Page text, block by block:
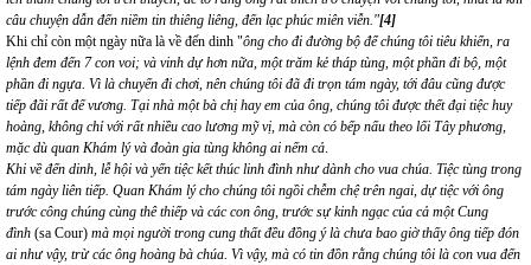
câu chuyện dẫn đến niềm tin thiêng liêng, đến lạc phúc miên viễn."[4]
Khi chỉ còn một ngày nữa là về đến dinh "ông cho đi đường bộ để chúng tôi tiêu khiển, ra
lệnh đem đến 7 con voi; và vinh dự hơn nữa, một trăm kẻ tháp tùng, một phần đi bộ, một
phần đi ngựa. Vì là chuyến đi chơi, nên chúng tôi đã đi trọn tám ngày, tới đâu cũng được
tiếp đãi rất đế vương. Tại nhà một bà chị hay em của ông, chúng tôi được thết đại tiệc huy
hoàng, không chỉ với rất nhiều cao lương mỹ vị, mà còn có bếp nấu theo lối Tây phương,
mặc dù quan Khám lý và đoàn gia tùng không ai nếm cả.
Khi về đến dinh, lễ hội và yến tiệc kết thúc linh đình như dành cho vua chúa. Tiệc tùng trong
tám ngày liên tiếp. Quan Khám lý cho chúng tôi ngồi chễm chệ trên ngai, dự tiệc với ông
trước công chúng cùng thê thiếp và các con ông, trước sự kinh ngạc của cả một Cung
đình (sa Cour) mà mọi người trong cung thất đều đồng ý là chưa bao giờ thấy ông tiếp đón
ai như vậy, trừ các ông hoàng bà chúa. Vì vậy, mà có tin đồn rằng chúng tôi là con vua đến